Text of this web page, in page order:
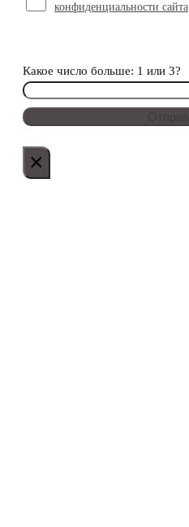
конфиденциальности сайта
Какое число больше: 1 или 3?
×